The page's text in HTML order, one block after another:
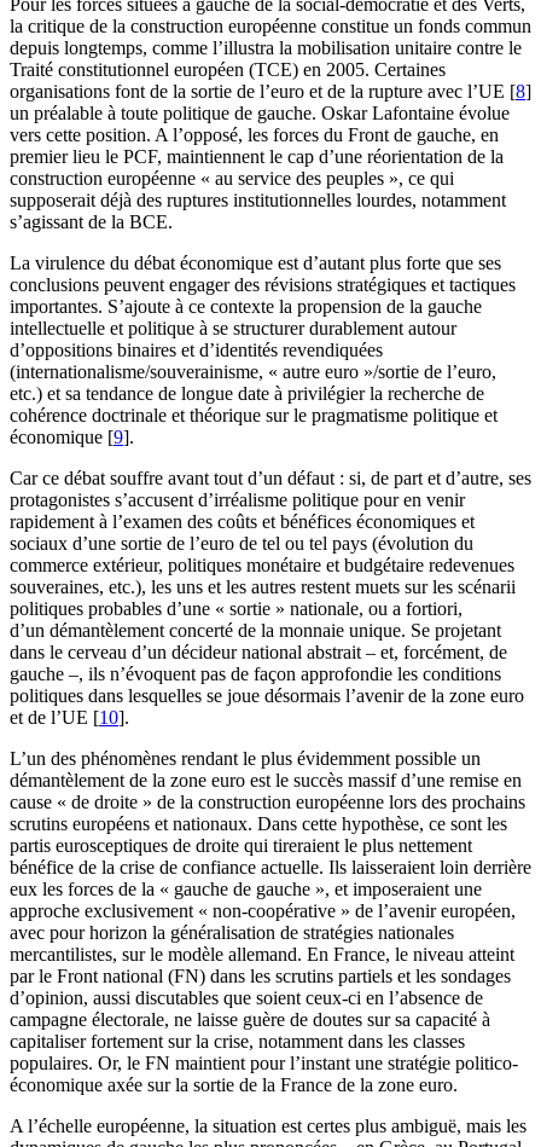
Pour les forces situées à gauche de la social-démocratie et des Verts,
la critique de la construction européenne constitue un fonds commun
depuis longtemps, comme l’illustra la mobilisation unitaire contre le
Traité constitutionnel européen (TCE) en 2005. Certaines
organisations font de la sortie de l’euro et de la rupture avec l’UE [8]
un préalable à toute politique de gauche. Oskar Lafontaine évolue
vers cette position. A l’opposé, les forces du Front de gauche, en
premier lieu le PCF, maintiennent le cap d’une réorientation de la
construction européenne « au service des peuples », ce qui
supposerait déjà des ruptures institutionnelles lourdes, notamment
s’agissant de la BCE.
La virulence du débat économique est d’autant plus forte que ses
conclusions peuvent engager des révisions stratégiques et tactiques
importantes. S’ajoute à ce contexte la propension de la gauche
intellectuelle et politique à se structurer durablement autour
d’oppositions binaires et d’identités revendiquées
(internationalisme/souverainisme, « autre euro »/sortie de l’euro,
etc.) et sa tendance de longue date à privilégier la recherche de
cohérence doctrinale et théorique sur le pragmatisme politique et
économique [9].
Car ce débat souffre avant tout d’un défaut : si, de part et d’autre, ses
protagonistes s’accusent d’irréalisme politique pour en venir
rapidement à l’examen des coûts et bénéfices économiques et
sociaux d’une sortie de l’euro de tel ou tel pays (évolution du
commerce extérieur, politiques monétaire et budgétaire redevenues
souveraines, etc.), les uns et les autres restent muets sur les scénarii
politiques probables d’une « sortie » nationale, ou a fortiori,
d’un démantèlement concerté de la monnaie unique. Se projetant
dans le cerveau d’un décideur national abstrait – et, forcément, de
gauche –, ils n’évoquent pas de façon approfondie les conditions
politiques dans lesquelles se joue désormais l’avenir de la zone euro
et de l’UE [10].
L’un des phénomènes rendant le plus évidemment possible un
démantèlement de la zone euro est le succès massif d’une remise en
cause « de droite » de la construction européenne lors des prochains
scrutins européens et nationaux. Dans cette hypothèse, ce sont les
partis eurosceptiques de droite qui tireraient le plus nettement
bénéfice de la crise de confiance actuelle. Ils laisseraient loin derrière
eux les forces de la « gauche de gauche », et imposeraient une
approche exclusivement « non-coopérative » de l’avenir européen,
avec pour horizon la généralisation de stratégies nationales
mercantilistes, sur le modèle allemand. En France, le niveau atteint
par le Front national (FN) dans les scrutins partiels et les sondages
d’opinion, aussi discutables que soient ceux-ci en l’absence de
campagne électorale, ne laisse guère de doutes sur sa capacité à
capitaliser fortement sur la crise, notamment dans les classes
populaires. Or, le FN maintient pour l’instant une stratégie politico-
économique axée sur la sortie de la France de la zone euro.
A l’échelle européenne, la situation est certes plus ambiguë, mais les